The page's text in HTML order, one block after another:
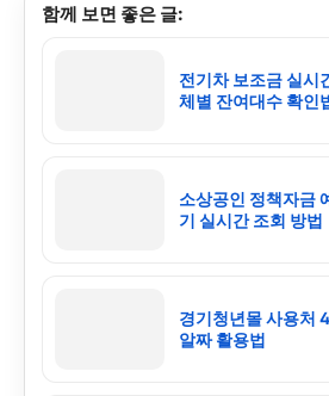
함께 보면 좋은 글:
전기차 보조금 실시
체별 잔여대수 확인
소상공인 정책자금
기 실시간 조회 방법
경기청년몰 사용처
알짜 활용법